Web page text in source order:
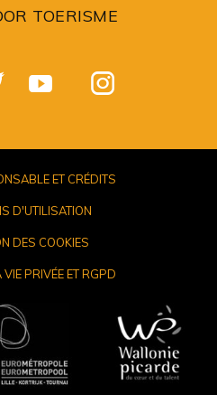
TOERISME
ET CRÉDITS
D'UTILISATION
DES COOKIES
PRIVÉE ET RGPD